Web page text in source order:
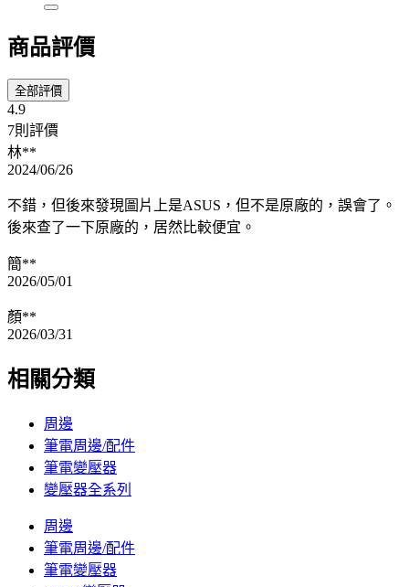
商品評價
全部評價
4.9
7則評價
林**
2024/06/26
不錯，但後來發現圖片上是ASUS，但不是原廠的，誤會了。
後來查了一下原廠的，居然比較便宜。
簡**
2026/05/01
顏**
2026/03/31
相關分類
周邊
筆電周邊/配件
筆電變壓器
變壓器全系列
周邊
筆電周邊/配件
筆電變壓器